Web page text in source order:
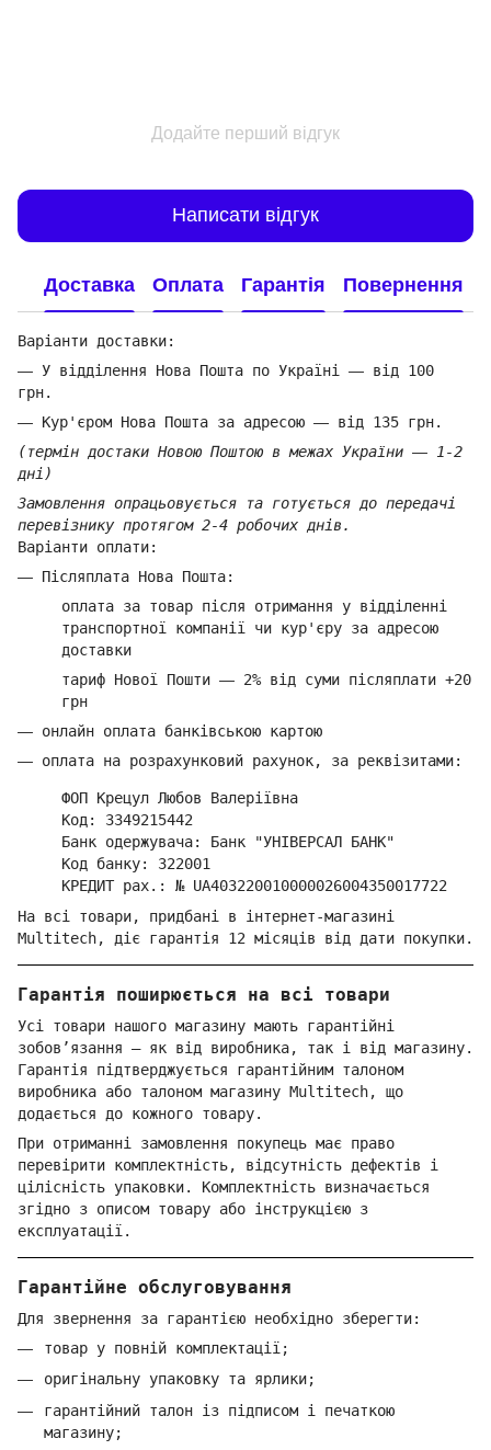
Додайте перший відгук
Написати відгук
Доставка Оплата Гарантія Повернення
Варіанти доставки:
— У відділення Нова Пошта по Україні — від 100
грн.
— Кур'єром Нова Пошта за адресою — від 135 грн.
(термін достаки Новою Поштою в межах України — 1-2
дні)
Замовлення опрацьовується та готується до передачі
перевізнику протягом 2-4 робочих днів.
Варіанти оплати:
— Післяплата Нова Пошта:
оплата за товар після отримання у відділенні
транспортної компанії чи кур'єру за адресою
доставки
тариф Нової Пошти — 2% від суми післяплати +20
грн
— онлайн оплата банківською картою
— оплата на розрахунковий рахунок, за реквізитами:
ФОП Крецул Любов Валеріївна
Код: 3349215442
Банк одержувача: Банк "УНІВЕРСАЛ БАНК"
Код банку: 322001
КРЕДИТ рах.: № UA403220010000026004350017722
На всі товари, придбані в інтернет-магазині
Multitech, діє гарантія 12 місяців від дати покупки.
Гарантія поширюється на всі товари
Усі товари нашого магазину мають гарантійні
зобов’язання — як від виробника, так і від магазину.
Гарантія підтверджується гарантійним талоном
виробника або талоном магазину Multitech, що
додається до кожного товару.
При отриманні замовлення покупець має право
перевірити комплектність, відсутність дефектів і
цілісність упаковки. Комплектність визначається
згідно з описом товару або інструкцією з
експлуатації.
Гарантійне обслуговування
Для звернення за гарантією необхідно зберегти:
товар у повній комплектації;
оригінальну упаковку та ярлики;
гарантійний талон із підписом і печаткою
магазину;